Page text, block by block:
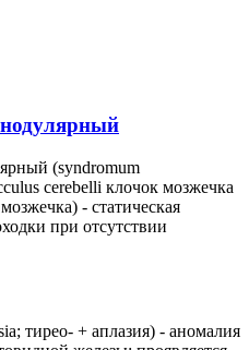
(syndromum
cerebelli клочок мозжечка
- статическая
при отсутствии
тирео- + аплазия) - аномалия